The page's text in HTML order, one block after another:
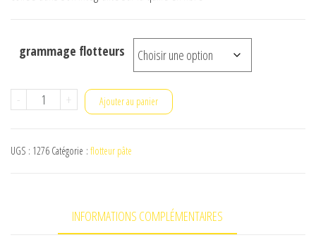
grammage flotteurs
-
quantité
sp-
+ Ajouter au panier
UGS : 1276 Catégorie : flotteur pâte
INFORMATIONS COMPLÉMENTAIRES